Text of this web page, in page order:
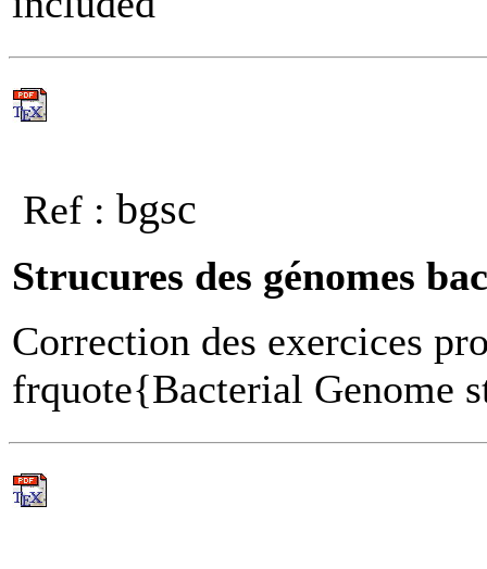
Ref : bgsc
Strucures des génomes
Correction des exercices
frquote{Bacterial Genome